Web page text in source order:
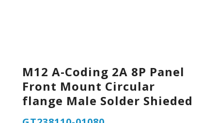
M12 A-Coding 2A 8P Panel
Front Mount Circular
flange Male Solder Shieded